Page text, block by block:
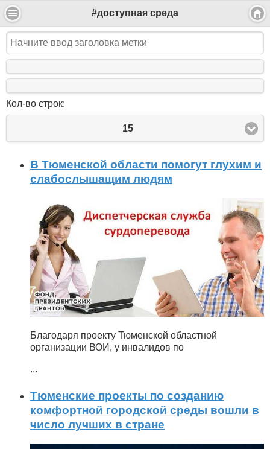
#доступная среда
Кол-во строк:
15
В Тюменской области помогут глухим и
слабослышащим людям
Благодаря проекту Тюменской областной
организации ВОИ, у инвалидов по
...
Тюменские проекты по созданию
комфортной городской среды вошли в
число лучших в стране